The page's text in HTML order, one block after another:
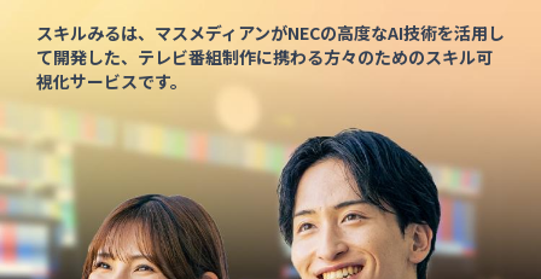
スキルみるは、マスメディアンがNECの高度なAI技術を活用し
て開発した、 テレビ番組制作に携わる方々のためのスキル可
視化サービスです。